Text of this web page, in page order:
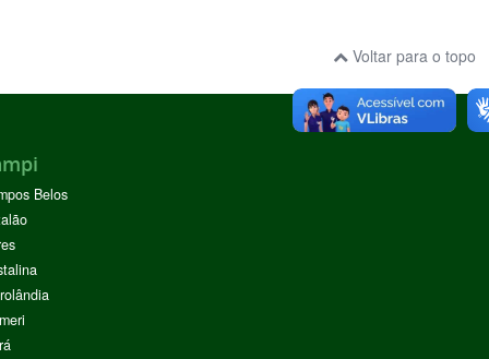
Voltar para o topo
Belos